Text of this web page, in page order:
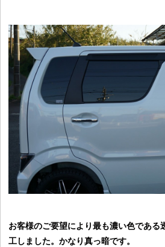
お客様のご要望により最も濃い色である
工しました。かなり真っ暗です。